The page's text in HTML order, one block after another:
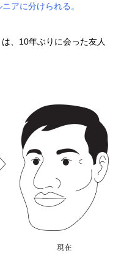
アに分けられる。
、10年ぶりに会った友人